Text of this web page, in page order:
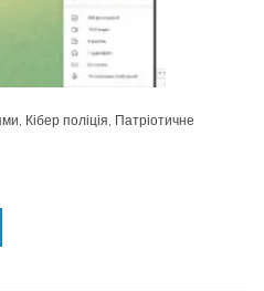
, Кібер поліція, Патріотичне